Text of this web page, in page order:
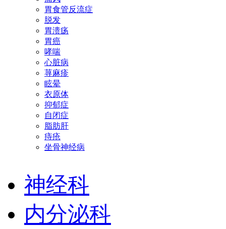
胃食管反流症
脱发
胃溃疡
胃癌
哮喘
心脏病
荨麻疹
眩晕
衣原体
抑郁症
自闭症
脂肪肝
痔疮
坐骨神经病
神经科
内分泌科